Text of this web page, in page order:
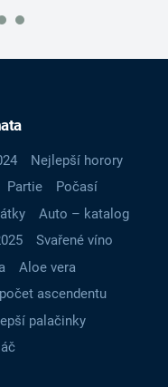
Nejlepší horory
Partie
Počasí
Auto – katalog
Svařené víno
Aloe vera
ascendentu
palačinky